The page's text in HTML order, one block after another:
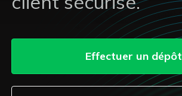
Effectuer un dépôt